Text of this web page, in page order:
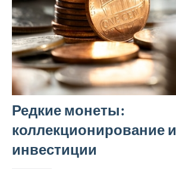
Редкие монеты:
коллекционирование и
инвестиции